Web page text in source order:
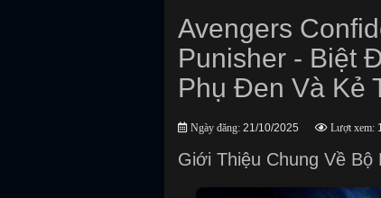
Avengers
Punisher - Biệt
Phụ Đen Và Kẻ
Ngày đăng: 21/10/2025 Lượt xem:
Giới Thiệu Chung Về Bộ